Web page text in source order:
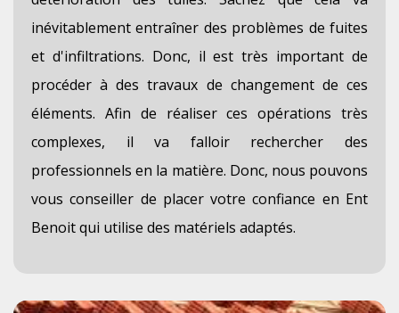
inévitablement entraîner des problèmes de fuites
et d'infiltrations. Donc, il est très important de
procéder à des travaux de changement de ces
éléments. Afin de réaliser ces opérations très
complexes, il va falloir rechercher des
professionnels en la matière. Donc, nous pouvons
vous conseiller de placer votre confiance en Ent
Benoit qui utilise des matériels adaptés.